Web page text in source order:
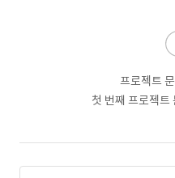
프로젝트
첫 번째 프로젝트